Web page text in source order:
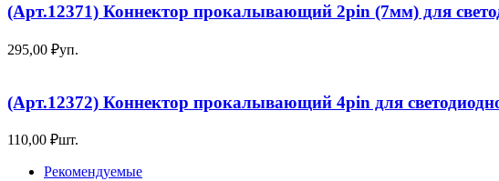
(Арт.12371) Коннектор прокалывающий 2pin (7мм) для
295,00 ₽уп.
(Арт.12372) Коннектор прокалывающий 4pin для
110,00 ₽шт.
Рекомендуемые